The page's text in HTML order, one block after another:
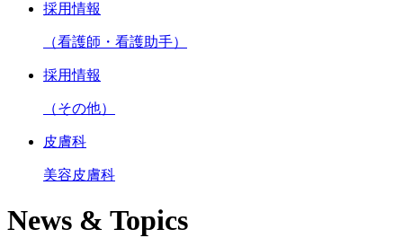
採用情報
（看護師・看護助手）
採用情報
（その他）
皮膚科
美容皮膚科
News & Topics